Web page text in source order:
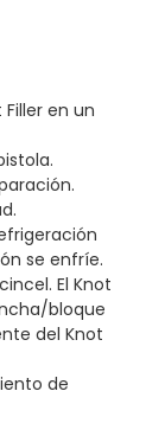
en un
se enfríe.
El Knot
bloque
del Knot
de